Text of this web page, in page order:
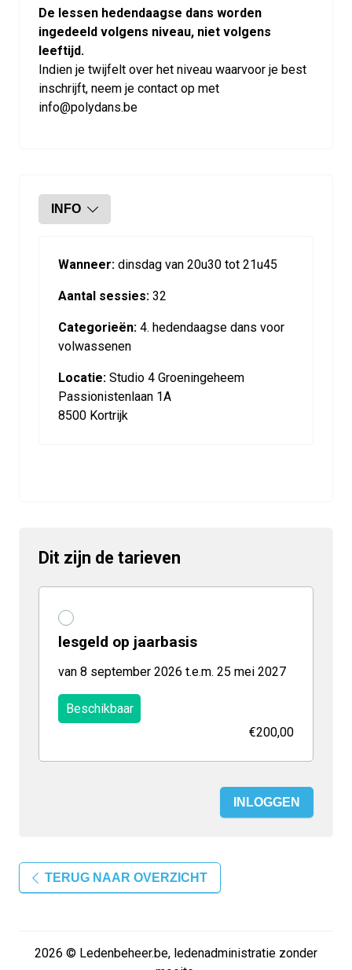
De lessen hedendaagse dans worden
ingedeeld volgens niveau, niet volgens
leeftijd.
Indien je twijfelt over het niveau waarvoor je best
inschrijft, neem je contact op met
info@polydans.be
INFO
Wanneer: dinsdag van 20u30 tot 21u45
Aantal sessies: 32
Categorieën: 4. hedendaagse dans voor
volwassenen
Locatie: Studio 4 Groeningeheem
Passionistenlaan 1A
8500 Kortrijk
Dit zijn de tarieven
lesgeld op jaarbasis
van 8 september 2026 t.e.m. 25 mei 2027
Beschikbaar
€200,00
INLOGGEN
TERUG NAAR OVERZICHT
2026 © Ledenbeheer.be, ledenadministratie zonder